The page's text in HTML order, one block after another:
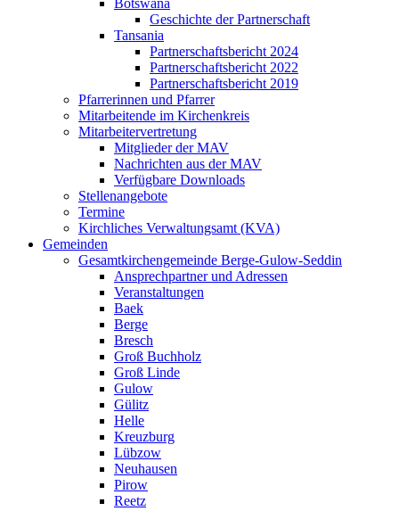
Botswana
Geschichte der Partnerschaft
Tansania
Partnerschaftsbericht 2024
Partnerschaftsbericht 2022
Partnerschaftsbericht 2019
Pfarrerinnen und Pfarrer
Mitarbeitende im Kirchenkreis
Mitarbeitervertretung
Mitglieder der MAV
Nachrichten aus der MAV
Verfügbare Downloads
Stellenangebote
Termine
Kirchliches Verwaltungsamt (KVA)
Gemeinden
Gesamtkirchengemeinde Berge-Gulow-Seddin
Ansprechpartner und Adressen
Veranstaltungen
Baek
Berge
Bresch
Groß Buchholz
Groß Linde
Gulow
Gülitz
Helle
Kreuzburg
Lübzow
Neuhausen
Pirow
Reetz